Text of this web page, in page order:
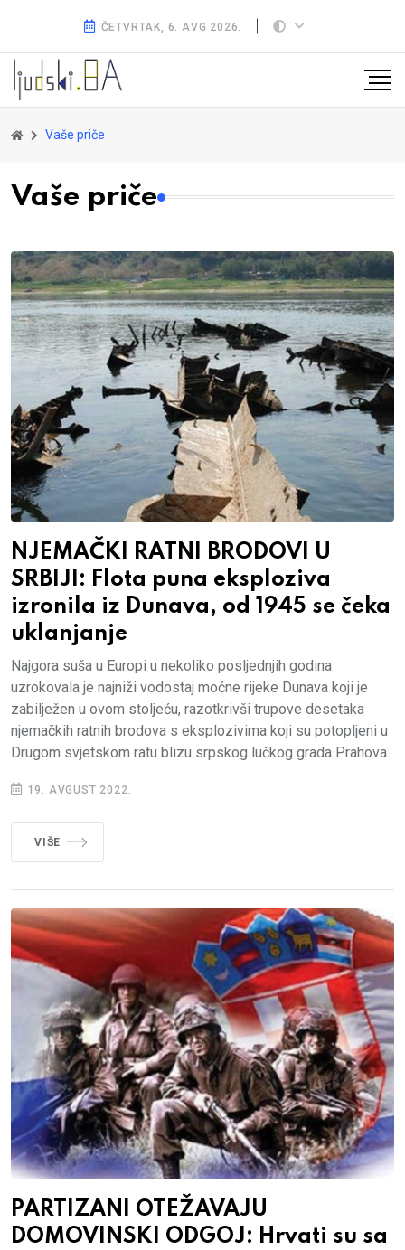
ČETVRTAK, 6. AVG 2026.
Vaše priče
Vaše priče
NJEMAČKI RATNI BRODOVI U
SRBIJI: Flota puna eksploziva
izronila iz Dunava, od 1945 se čeka
uklanjanje
Najgora suša u Europi u nekoliko posljednjih godina
uzrokovala je najniži vodostaj moćne rijeke Dunava koji je
zabilježen u ovom stoljeću, razotkrivši trupove desetaka
njemačkih ratnih brodova s eksplozivima koji su potopljeni u
Drugom svjetskom ratu blizu srpskog lučkog grada Prahova.
19. AVGUST 2022.
VIŠE
PARTIZANI OTEŽAVAJU
DOMOVINSKI ODGOJ: Hrvati su sa